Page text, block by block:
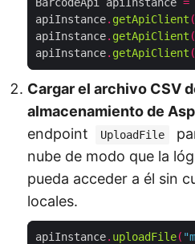
apiInstance. getApiClient
apiInstance. getApiClient
apiInstance. getApiClient
Cargar el archivo CSV
almacenamiento de
endpoint
UploadFile
nube de modo que la
pueda acceder a él sin
locales.
apiInstance. uploadFile(